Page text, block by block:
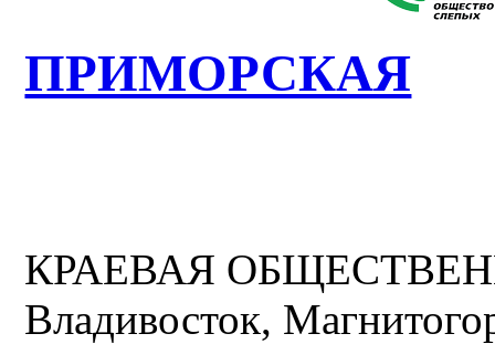
ПРИМОРСКАЯ
КРАЕВАЯ
Владивосток,